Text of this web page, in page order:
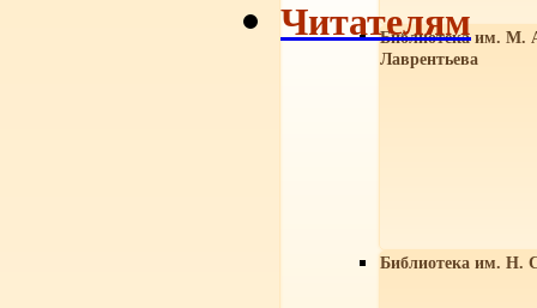
Библиотека им. М.
Лаврентьева
Библиотека им. Н.
Читателям